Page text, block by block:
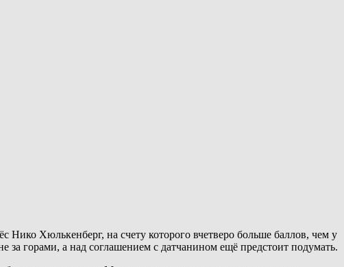
Нико Хюлькенберг, на счету которого вчетверо больше баллов, чем у
горами, а над соглашением с датчанином ещё предстоит подумать.